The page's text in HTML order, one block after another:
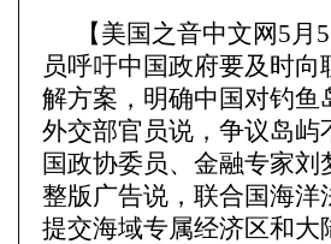
【美国之音中文网5月
员呼吁中国政府要及时
解方案，明确中国对钓
外交部官员说，争议岛
国政协委员、金融专家
整版广告说，联合国海洋
提交海域专属经济区和